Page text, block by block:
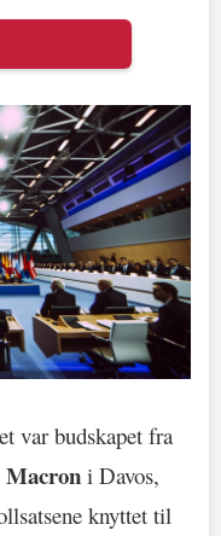
var budskapet fra
i Davos,
knyttet til